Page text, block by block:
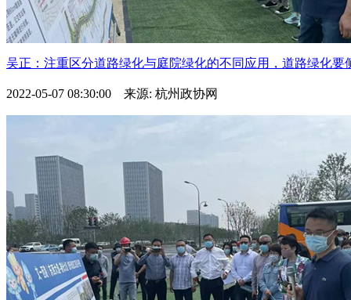
吴正：注重区分道路绿化与庭院绿化的不同应用，道路绿化要
2022-05-07 08:30:00 来源: 杭州政协网